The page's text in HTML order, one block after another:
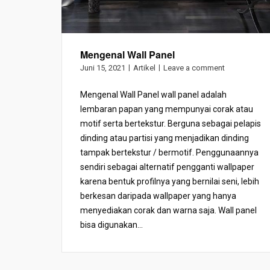
Mengenal Wall Panel
Juni 15, 2021 Artikel Leave a comment
Mengenal Wall Panel wall panel adalah
lembaran papan yang mempunyai corak atau
motif serta bertekstur. Berguna sebagai pelapis
dinding atau partisi yang menjadikan dinding
tampak bertekstur / bermotif. Penggunaannya
sendiri sebagai alternatif pengganti wallpaper
karena bentuk profilnya yang bernilai seni, lebih
berkesan daripada wallpaper yang hanya
menyediakan corak dan warna saja. Wall panel
bisa digunakan...